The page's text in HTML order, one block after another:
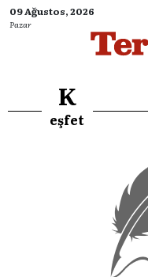
09 Ağustos, 2026
Pazar
K
eşfet